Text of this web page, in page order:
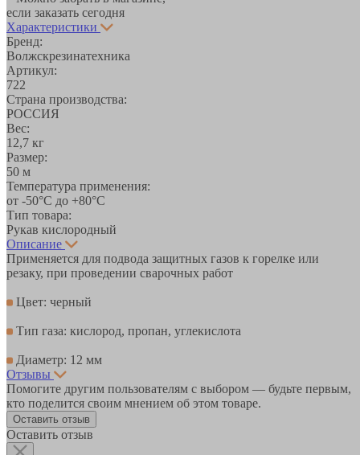
если заказать сегодня
Характеристики
Бренд:
Волжскрезинатехника
Артикул:
722
Страна производства:
РОССИЯ
Вес:
12,7 кг
Размер:
50 м
Температура применения:
от -50°C до +80°C
Тип товара:
Рукав кислородный
Описание
Применяется для подвода защитных газов к горелке или
резаку, при проведении сварочных работ
Цвет: черный
Тип газа: кислород, пропан, углекислота
Диаметр: 12 мм
Отзывы
Помогите другим пользователям с выбором — будьте первым,
кто поделится своим мнением об этом товаре.
Оставить отзыв
Оставить отзыв